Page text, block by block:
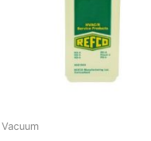
Vacuum